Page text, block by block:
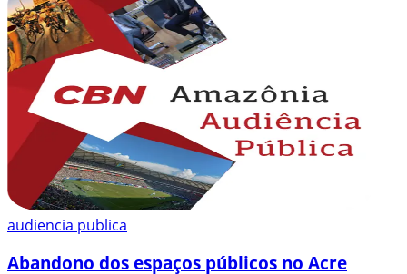
audiencia publica
Abandono dos espaços públicos no Acre